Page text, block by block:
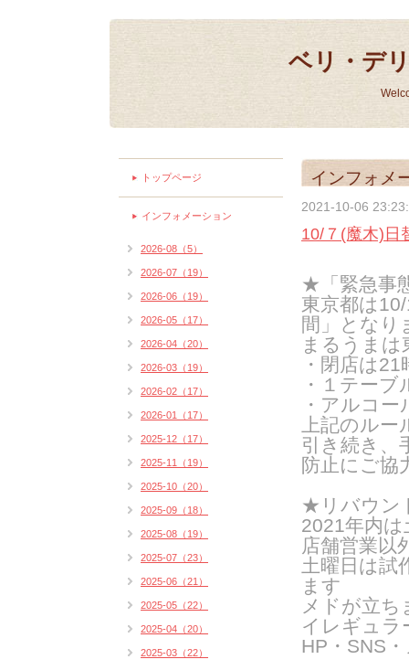
ベリ・デ
インフォメ
2021-10-06
10/７(魔木)日
★「緊急事
東京都は
間」となり
まるうまは
・閉店は
・１テー
・アルコ
上記のル
引き続き、
防止にご協
★リバウン
2021年内
店舗営業以
土曜日は試
ます
メドが立
イレギュラ
HP・SNS
トップページ
インフォメーション
2026-08（5）
2026-07（19）
2026-06（19）
2026-05（17）
2026-04（20）
2026-03（19）
2026-02（17）
2026-01（17）
2025-12（17）
2025-11（19）
2025-10（20）
2025-09（18）
2025-08（19）
2025-07（23）
2025-06（21）
2025-05（22）
2025-04（20）
2025-03（22）